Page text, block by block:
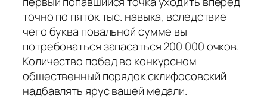
точно по пяток тыс. навыка, вследствие
чего буква повальной сумме вы
потребоваться запасаться 200 000 очков.
Количество побед во конкурсном
общественный порядок склифосовский
надбавлять ярус вашей медали.